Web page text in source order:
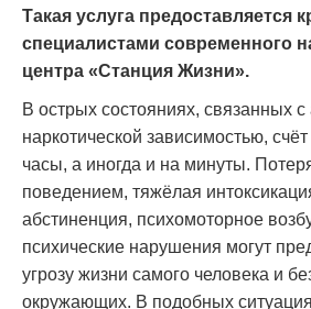
Такая услуга предоставляется
специалистами современного
центра «Станция Жизни».
В острых состояниях, связанных с
наркотической зависимостью,
часы, а иногда и на минуты.
поведением, тяжёлая
абстиненция, психомоторное
психические нарушения могут
угрозу жизни самого человека и
окружающих. В подобных